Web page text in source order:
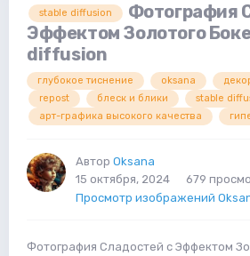
stable diffusion
Фотография
Эффектом Золотого
diffusion
глубокое тиснение oksana
repost
блеск и блики
stable
арт-графика высокого качества
Автор Oksana
15 октября, 2024
679
Просмотр изображений
Фотография Сладостей с Эффектом